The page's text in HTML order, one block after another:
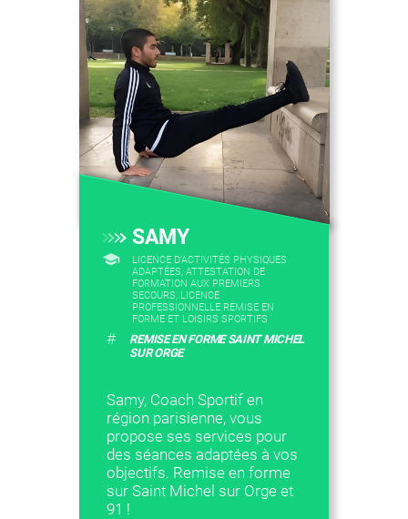
SAMY
LICENCE D’ACTIVITÉS PHYSIQUES
ADAPTÉES, ATTESTATION DE
FORMATION AUX PREMIERS
SECOURS, LICENCE
PROFESSIONNELLE REMISE EN
FORME ET LOISIRS SPORTIFS
#
REMISE EN FORME SAINT MICHEL
SUR ORGE
Samy, Coach Sportif en
région parisienne, vous
propose ses services pour
des séances adaptées à vos
objectifs. Remise en forme
sur Saint Michel sur Orge et
91 !